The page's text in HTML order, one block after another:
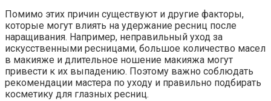
Помимо этих причин существуют и другие факторы,
которые могут влиять на удержание ресниц после
наращивания. Например, неправильный уход за
искусственными ресницами, большое количество масел
в макияже и длительное ношение макияжа могут
привести к их выпадению. Поэтому важно соблюдать
рекомендации мастера по уходу и правильно подбирать
косметику для глазных ресниц.